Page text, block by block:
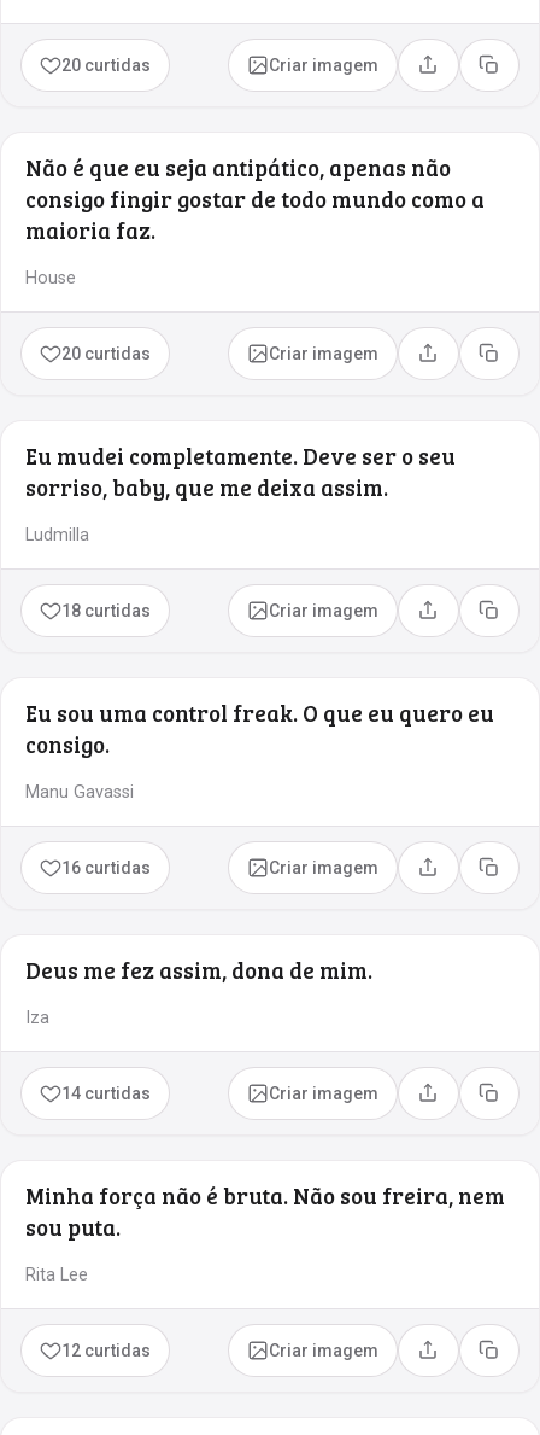
20 curtidas Criar imagem Compartilhar
Copiar
Não é que eu seja antipático, apenas não
consigo fingir gostar de todo mundo como a
maioria faz.
House
20 curtidas Criar imagem Compartilhar
Copiar
Eu mudei completamente. Deve ser o seu
sorriso, baby, que me deixa assim.
Ludmilla
18 curtidas Criar imagem Compartilhar
Copiar
Eu sou uma control freak. O que eu quero eu
consigo.
Manu Gavassi
16 curtidas Criar imagem Compartilhar
Copiar
Deus me fez assim, dona de mim.
Iza
14 curtidas Criar imagem Compartilhar
Copiar
Minha força não é bruta. Não sou freira, nem
sou puta.
Rita Lee
12 curtidas Criar imagem Compartilhar
Copiar